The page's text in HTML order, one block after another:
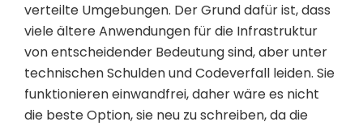
verteilte Umgebungen. Der Grund dafür ist, dass
viele ältere Anwendungen für die Infrastruktur
von entscheidender Bedeutung sind, aber unter
technischen Schulden und Codeverfall leiden. Sie
funktionieren einwandfrei, daher wäre es nicht
die beste Option, sie neu zu schreiben, da die